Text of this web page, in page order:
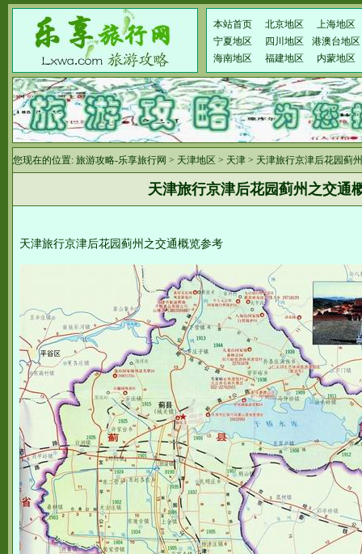
本站首页 北京地区
上海地区
宁夏地区
四川地区
港澳台地区
海南地区
福建地区 内蒙地区
您现在的位置: 旅游攻略-乐享旅行网 > 天津地区 > 天津 > 天津旅行京津后花园蓟
天津旅行京津后花园蓟州之交通
天津旅行京津后花园蓟州之交通概览参考